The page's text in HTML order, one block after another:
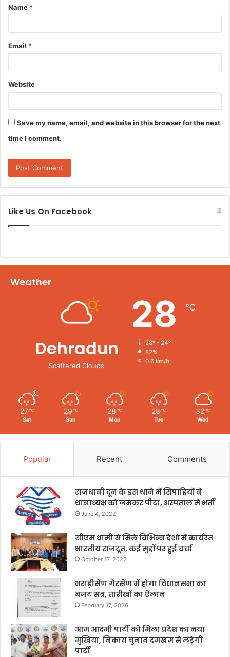
*
Name *
Email *
Website
Save my name, email, and website in this browser for the next
time I comment.
Like Us On Facebook
Weather
Dehradun
Scattered Clouds
28 ℃
28º - 24º
82%
0.6 km/h
27 ℃
Sat
29 ℃
Sun
28 ℃
Mon
28 ℃
Tue
32 ℃
Wed
Popular Recent Comments
राजधानी दून के इस थाने में सिपाहियों ने
थानाध्यक्ष को जमकर पीटा, अस्पताल में भर्ती
June 4, 2022
सीएम धामी से मिले विभिन्न देशों में कार्यरत
भारतीय राजदूत, कई मुद्दों पर हुई चर्चा
October 17, 2022
भराड़ीसैंण गैरसैंण में होगा विधानसभा का
बजट सत्र, तारीखों का ऐलान
February 17, 2026
आम आदमी पार्टी को मिला प्रदेश का नया
मुखिया, निकाय चुनाव दमखम से लड़ेगी
पार्टी